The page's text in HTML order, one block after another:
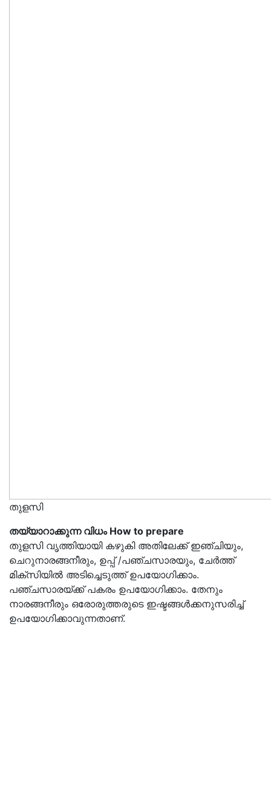
തുളസി
തയ്യാറാക്കുന്ന വിധം How to prepare
തുളസി വൃത്തിയായി കഴുകി അതിലേക്ക് ഇഞ്ചിയും,
ചെറുനാരങ്ങനീരും, ഉപ്പ് /പഞ്ചസാരയും, ചേര്‍ത്ത്
മിക്‌സിയില്‍ അടിച്ചെടുത്ത് ഉപയോഗിക്കാം.
പഞ്ചസാരയ്ക്ക് പകരം ഉപയോഗിക്കാം. തേനും
നാരങ്ങനീരും ഒരോരുത്തരുടെ ഇഷ്ടങ്ങള്‍ക്കനുസരിച്ച്
ഉപയോഗിക്കാവുന്നതാണ്.